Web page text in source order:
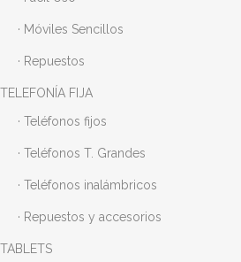
· Móviles Sencillos
· Repuestos
TELEFONÍA FIJA
· Teléfonos fijos
· Teléfonos T. Grandes
· Teléfonos inalámbricos
· Repuestos y accesorios
TABLETS